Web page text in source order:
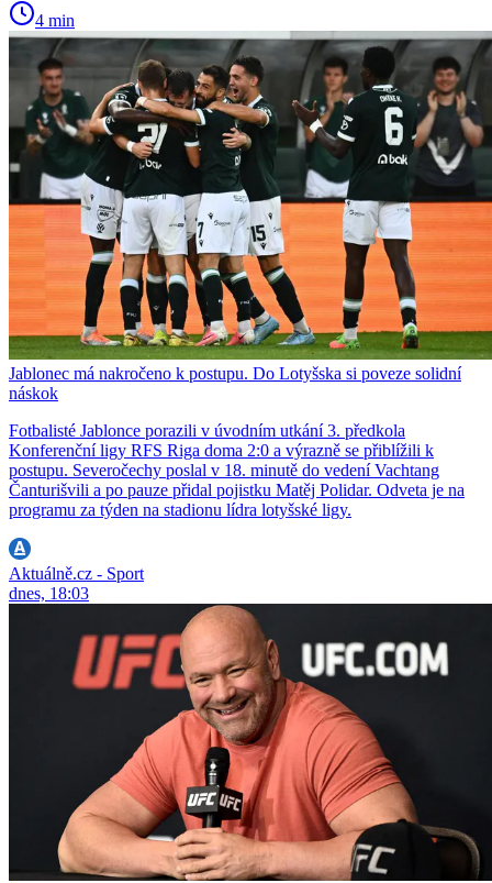
4 min
Jablonec má nakročeno k postupu. Do Lotyšska si poveze solidní
náskok
Fotbalisté Jablonce porazili v úvodním utkání 3. předkola
Konferenční ligy RFS Riga doma 2:0 a výrazně se přiblížili k
postupu. Severočechy poslal v 18. minutě do vedení Vachtang
Čanturišvili a po pauze přidal pojistku Matěj Polidar. Odveta je na
programu za týden na stadionu lídra lotyšské ligy.
Aktuálně.cz - Sport
dnes, 18:03